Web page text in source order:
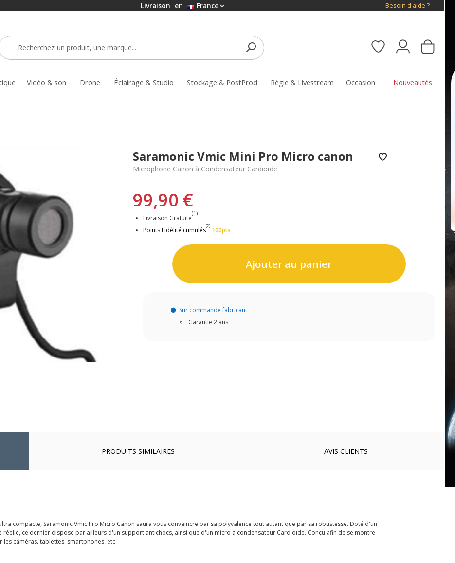
Livraison en France Besoin d'aide ?
Vidéo & son Drone Éclairage & Studio Stockage & PostProd Régie & Livestream Occasion Nouveautés
Saramonic Vmic Mini Pro Micro canon
Microphone Canon à Condensateur Cardioïde
99,90 €
Livraison Gratuite
(1)
Points Fidélité cumulés
(2)
100pts
Ajouter au panier
Sur commande fabricant
Garantie 2 ans
PRODUITS SIMILAIRES AVIS CLIENTS
compacte, Saramonic Vmic Pro Micro Canon saura vous convaincre par sa polyvalence tout autant que par sa robustesse. Doté d'un
ce dernier dispose par ailleurs d'un support antichocs, ainsi que d'un micro à condensateur Cardioïde. Conçu afin de se montre
caméras, tablettes, smartphones, etc.